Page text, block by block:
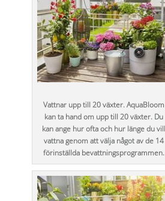
Vattnar upp till 20 växter. AquaBloom
kan ta hand om upp till 20 växter. Du
kan ange hur ofta och hur länge du vill
vattna genom att välja något av de 14
förinställda bevattningsprogrammen.